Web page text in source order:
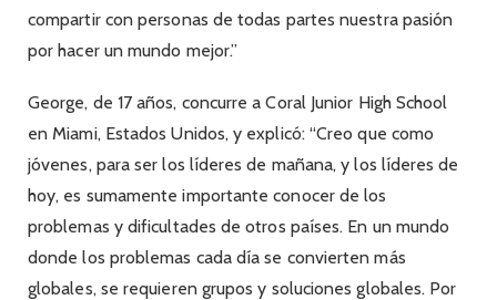
compartir con personas de todas partes nuestra pasión
por hacer un mundo mejor.”
George, de 17 años, concurre a Coral Junior High School
en Miami, Estados Unidos, y explicó: “Creo que como
jóvenes, para ser los líderes de mañana, y los líderes de
hoy, es sumamente importante conocer de los
problemas y dificultades de otros países. En un mundo
donde los problemas cada día se convierten más
globales, se requieren grupos y soluciones globales. Por